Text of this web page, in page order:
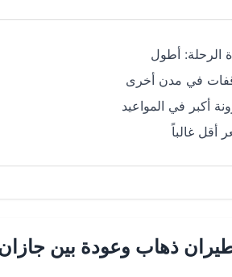
الرحلة: أطول
في مدن أخرى
أكبر في المواعيد
أقل غالباً
ذهاب وعودة بين